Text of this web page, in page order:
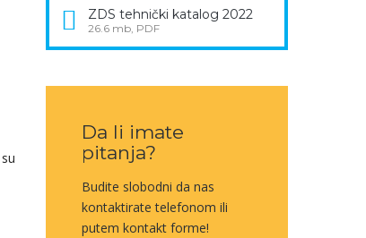
ZDS tehnički katalog 2022
26.6 mb, PDF
Da li imate
pitanja?
Budite slobodni da nas
kontaktirate telefonom ili
putem kontakt forme!